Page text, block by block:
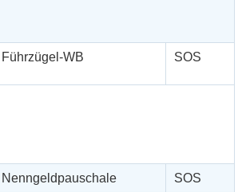
Führzügel-WB SOS
Nenngeldpauschale
SOS